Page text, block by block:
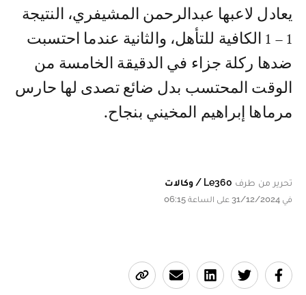
يعادل لاعبها عبدالرحمن المشيفري، النتيجة
1 – 1 الكافية للتأهل، والثانية عندما احتسبت
ضدها ركلة جزاء في الدقيقة الخامسة من
الوقت المحتسب بدل ضائع تصدى لها حارس
مرماها إبراهيم المخيني بنجاح.
تحرير من طرف Le360 / وكالات
في 31/12/2024 على الساعة 06:15